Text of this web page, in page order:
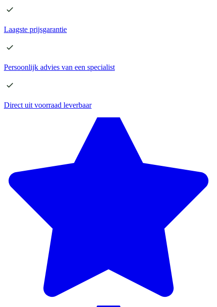
Laagste prijsgarantie
Persoonlijk advies van een specialist
Direct uit voorraad leverbaar